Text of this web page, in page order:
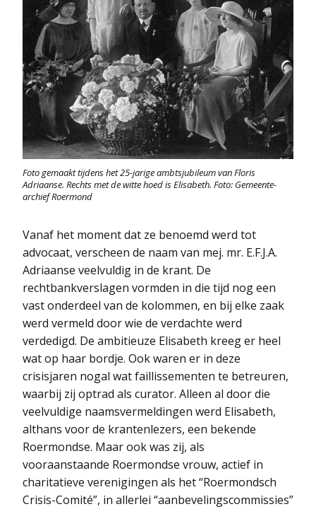
Foto gemaakt tijdens het 25-jarige ambtsjubileum van Floris
Adriaanse. Rechts met de witte hoed is Elisabeth. Foto: Gemeente-
archief Roermond
Vanaf het moment dat ze benoemd werd tot
advocaat, verscheen de naam van mej. mr. E.F.J.A.
Adriaanse veelvuldig in de krant. De
rechtbankverslagen vormden in die tijd nog een
vast onderdeel van de kolommen, en bij elke zaak
werd vermeld door wie de verdachte werd
verdedigd. De ambitieuze Elisabeth kreeg er heel
wat op haar bordje. Ook waren er in deze
crisisjaren nogal wat faillissementen te betreuren,
waarbij zij optrad als curator. Alleen al door die
veelvuldige naamsvermeldingen werd Elisabeth,
althans voor de krantenlezers, een bekende
Roermondse. Maar ook was zij, als
vooraanstaande Roermondse vrouw, actief in
charitatieve verenigingen als het “Roermondsch
Crisis-Comité”, in allerlei “aanbevelingscommissies”